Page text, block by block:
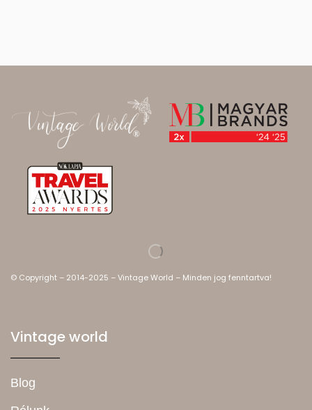
© Copyright – 2014-2025 – Vintage World – Minden jog fenntartva!
Vintage world
Blog